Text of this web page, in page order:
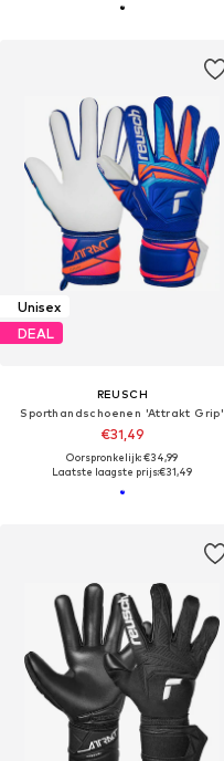
Unisex
DEAL
REUSCH
Sporthandschoenen 'Attrakt Grip'
€31,49
Oorspronkelijk: €34,99
Laatste laagste prijs:€31,49